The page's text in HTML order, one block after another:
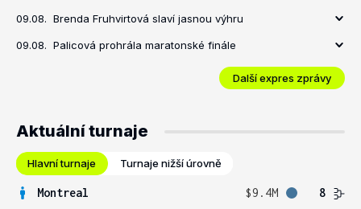
09.08. Brenda Fruhvirtová slaví jasnou výhru
09.08. Palicová prohrála maratonské finále
Další expres zprávy
Aktuální turnaje
Hlavní turnaje Turnaje nižší úrovně
Montreal $9.4M
8